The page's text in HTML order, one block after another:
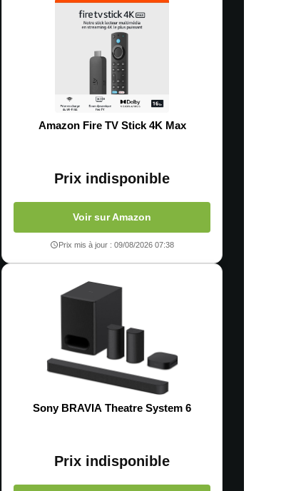
Amazon Fire TV Stick 4K Max
Prix indisponible
Voir sur Amazon
Prix mis à jour : 09/08/2026 07:38
Sony BRAVIA Theatre System 6
Prix indisponible